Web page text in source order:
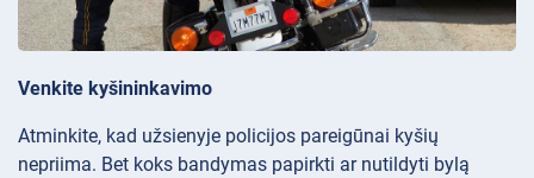
Venkite kyšininkavimo
Atminkite, kad užsienyje policijos pareigūnai kyšių
nepriima. Bet koks bandymas papirkti ar nutildyti bylą